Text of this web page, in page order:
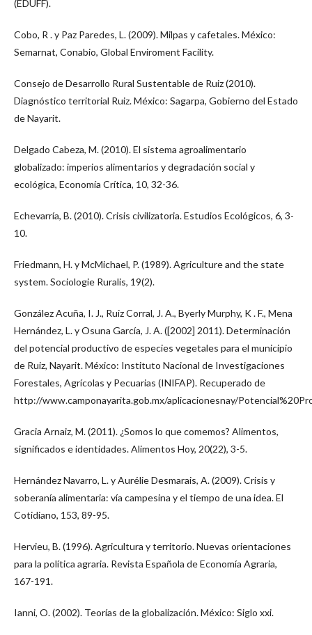
(EDUFF).
Cobo, R . y Paz Paredes, L. (2009). Milpas y cafetales. México:
Semarnat, Conabio, Global Enviroment Facility.
Consejo de Desarrollo Rural Sustentable de Ruiz (2010).
Diagnóstico territorial Ruiz. México: Sagarpa, Gobierno del Estado
de Nayarit.
Delgado Cabeza, M. (2010). El sistema agroalimentario
globalizado: imperios alimentarios y degradación social y
ecológica, Economía Crítica, 10, 32-36.
Echevarría, B. (2010). Crisis civilizatoria. Estudios Ecológicos, 6, 3-
10.
Friedmann, H. y McMichael, P. (1989). Agriculture and the state
system. Sociologie Ruralis, 19(2).
González Acuña, I. J., Ruiz Corral, J. A., Byerly Murphy, K . F., Mena
Hernández, L. y Osuna García, J. A. ([2002] 2011). Determinación
del potencial productivo de especies vegetales para el municipio
de Ruiz, Nayarit. México: Instituto Nacional de Investigaciones
Forestales, Agrícolas y Pecuarias (INIFAP). Recuperado de
http://www.camponayarita.gob.mx/aplicacionesnay/
Gracia Arnaiz, M. (2011). ¿Somos lo que comemos? Alimentos,
significados e identidades. Alimentos Hoy, 20(22), 3-5.
Hernández Navarro, L. y Aurélie Desmarais, A. (2009). Crisis y
soberanía alimentaria: vía campesina y el tiempo de una idea. El
Cotidiano, 153, 89-95.
Hervieu, B. (1996). Agricultura y territorio. Nuevas orientaciones
para la política agraria. Revista Española de Economía Agraria,
167-191.
Ianni, O. (2002). Teorías de la globalización. México: Siglo xxi.